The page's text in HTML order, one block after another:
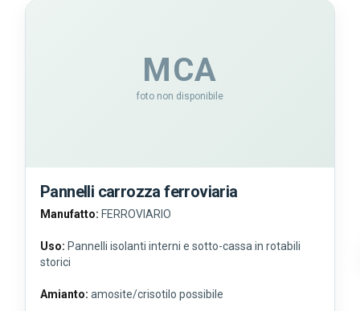
MCA
foto non disponibile
Pannelli carrozza ferroviaria
Manufatto: FERROVIARIO
Uso: Pannelli isolanti interni e sotto-cassa in rotabili
storici
Amianto: amosite/crisotilo possibile